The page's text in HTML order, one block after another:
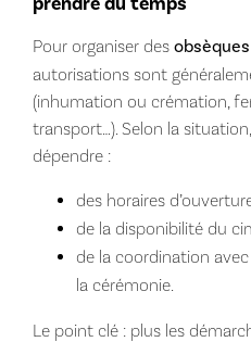
Pour organiser des
autorisations sont
(inhumation ou crémation,
transport…). Selon la
dépendre :
des horaires
de la disponibilité du
de la coordination
la cérémonie.
Le point clé : plus les